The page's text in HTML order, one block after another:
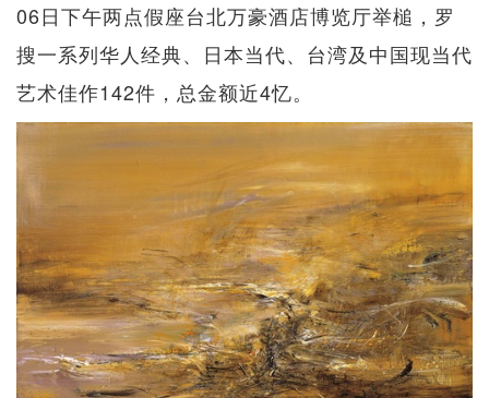
06日下午两点假座台北万豪酒店博览厅举槌，罗
搜一系列华人经典、日本当代、台湾及中国现当代
艺术佳作142件，总金额近4忆。